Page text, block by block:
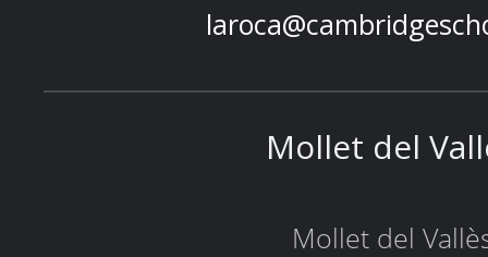
Mollet del
Mollet del